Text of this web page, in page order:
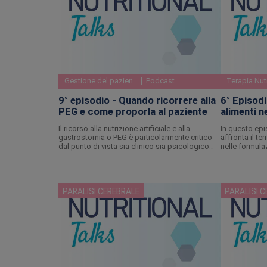
Gestione del paziente Podcast
9° episodio - Quando ricorrere alla
PEG e come proporla al paziente
Il ricorso alla nutrizione artificiale e alla
gastrostomia o PEG è particolarmente critico
dal punto di vista sia clinico sia psicologico
pediatrica di Reggio Emilia, e la Dott.ssa
Alessia Cavallaro, psicoterapeuta della RSD
Pogliani di Varese.
Terapia
6°
alimenti
per sonda
In questo
affronta il
nelle
PARALISI CEREBRALE PARALISI